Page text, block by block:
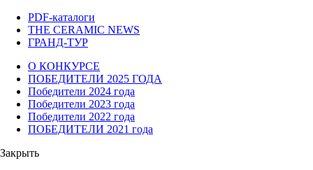
PDF-каталоги
THE CERAMIC NEWS
ГРАНД-ТУР
О КОНКУРСЕ
ПОБЕДИТЕЛИ 2025 ГОДА
Победители 2024 года
Победители 2023 года
Победители 2022 года
ПОБЕДИТЕЛИ 2021 года
Закрыть